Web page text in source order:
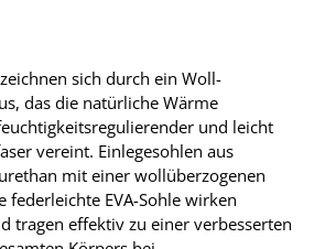
sich durch ein Woll-
das die natürliche Wärme
und leicht
vereint. Einlegesohlen aus
mit einer wollüberzogenen
federleichte EVA-Sohle wirken
tragen effektiv zu einer verbesserten